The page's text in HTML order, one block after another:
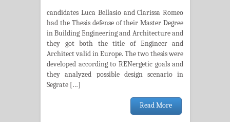
candidates Luca Bellasio and Clarissa Romeo
had the Thesis defense of their Master Degree
in Building Engineering and Architecture and
they got both the title of Engineer and
Architect valid in Europe. The two thesis were
developed according to RENergetic goals and
they analyzed possible design scenario in
Segrate […]
Read More